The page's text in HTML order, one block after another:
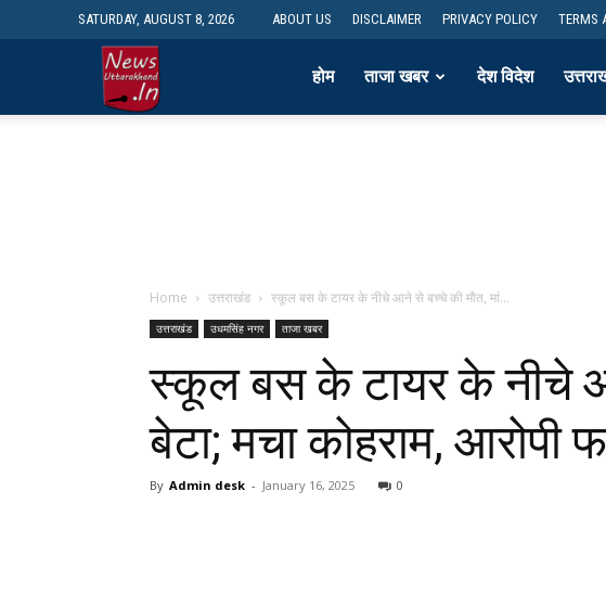
SATURDAY, AUGUST 8, 2026 ABOUT US DISCLAIMER PRIVACY POLICY TERMS
होम ताजा खबर देश विदेश
Home उत्तराखंड स्कूल बस के टायर के नीचे आने से बच्चे की मौत, मां...
उत्तराखंड उधमसिंह नगर ताजा खबर
स्कूल बस के टायर के नीचे
बेटा; मचा कोहराम, आरोपी
By Admin desk - January 16, 2025 0